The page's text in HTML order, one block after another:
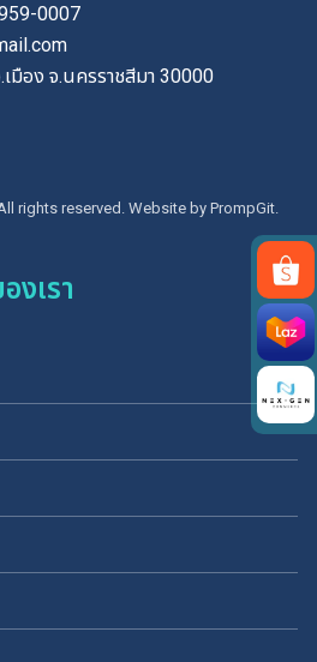
0007
มือง จ.นครราชสีมา 30000
rights reserved. Website by PrompGit.
งเรา